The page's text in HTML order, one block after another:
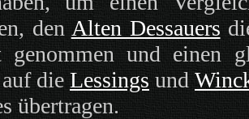
denAlten Dessauers
genommen und einen
dieLessingsund
übertragen.